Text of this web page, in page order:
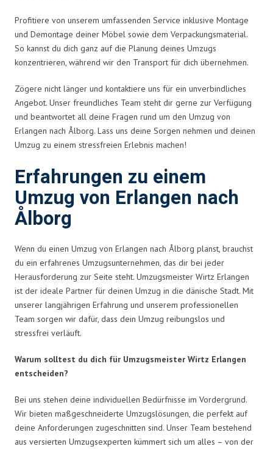
Profitiere von unserem umfassenden Service inklusive Montage
und Demontage deiner Möbel sowie dem Verpackungsmaterial.
So kannst du dich ganz auf die Planung deines Umzugs
konzentrieren, während wir den Transport für dich übernehmen.
Zögere nicht länger und kontaktiere uns für ein unverbindliches
Angebot. Unser freundliches Team steht dir gerne zur Verfügung
und beantwortet all deine Fragen rund um den Umzug von
Erlangen nach Ålborg. Lass uns deine Sorgen nehmen und deinen
Umzug zu einem stressfreien Erlebnis machen!
Erfahrungen zu einem
Umzug von Erlangen nach
Ålborg
Wenn du einen Umzug von Erlangen nach Ålborg planst, brauchst
du ein erfahrenes Umzugsunternehmen, das dir bei jeder
Herausforderung zur Seite steht. Umzugsmeister Wirtz Erlangen
ist der ideale Partner für deinen Umzug in die dänische Stadt. Mit
unserer langjährigen Erfahrung und unserem professionellen
Team sorgen wir dafür, dass dein Umzug reibungslos und
stressfrei verläuft.
Warum solltest du dich für Umzugsmeister Wirtz Erlangen
entscheiden?
Bei uns stehen deine individuellen Bedürfnisse im Vordergrund.
Wir bieten maßgeschneiderte Umzugslösungen, die perfekt auf
deine Anforderungen zugeschnitten sind. Unser Team bestehend
aus versierten Umzugsexperten kümmert sich um alles – von der